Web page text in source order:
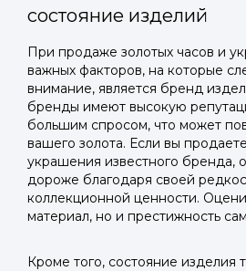
состояние изделий
При продаже золотых часов и
важных факторов, на которые
внимание, является бренд
бренды имеют высокую
большим спросом, что может
вашего золота. Если вы
украшения известного бренда,
дороже благодаря своей
коллекционной ценности.
материал, но и престижность
Кроме того, состояние изделия